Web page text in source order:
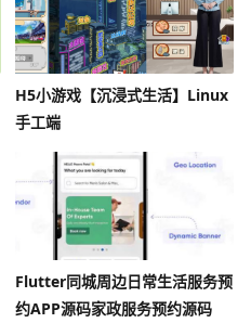
H5小游戏【沉浸式生活】Linux
手工端
Flutter同城周边日常生活服务预
约APP源码家政服务预约源码